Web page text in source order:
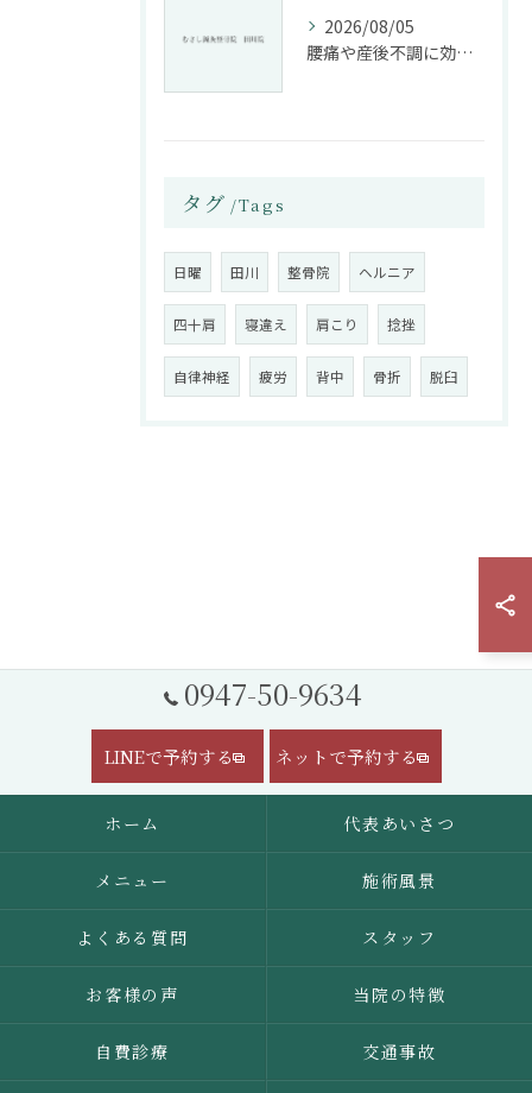
2026/08/05
腰痛や産後不調に効く整骨院の施術と姿勢改善法
タグ Tags
日曜 田川 整骨院 ヘルニア
四十肩 寝違え 肩こり 捻挫
自律神経 疲労 背中 骨折 脱臼
0947-50-9634
LINEで予約する ネットで予約する
ホーム 代表あいさつ
メニュー 施術風景
よくある質問 スタッフ
お客様の声 当院の特徴
自費診療 交通事故